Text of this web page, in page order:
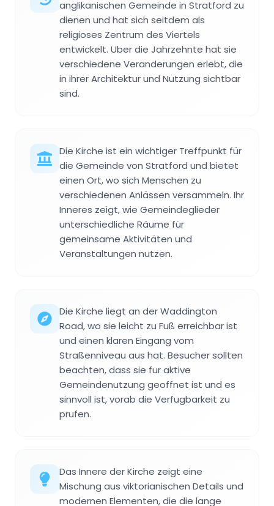
anglikanischen Gemeinde in Stratford zu
dienen und hat sich seitdem als
religioses Zentrum des Viertels
entwickelt. Uber die Jahrzehnte hat sie
verschiedene Veranderungen erlebt, die
in ihrer Architektur und Nutzung sichtbar
sind.
Die Kirche ist ein wichtiger Treffpunkt für
die Gemeinde von Stratford und bietet
einen Ort, wo sich Menschen zu
verschiedenen Anlässen versammeln. Ihr
Inneres zeigt, wie Gemeindeglieder
unterschiedliche Räume für
gemeinsame Aktivitäten und
Veranstaltungen nutzen.
Die Kirche liegt an der Waddington
Road, wo sie leicht zu Fuß erreichbar ist
und einen klaren Eingang vom
Straßenniveau aus hat. Besucher sollten
beachten, dass sie fur aktive
Gemeindenutzung geoffnet ist und es
sinnvoll ist, vorab die Verfugbarkeit zu
prufen.
Das Innere der Kirche zeigt eine
Mischung aus viktorianischen Details und
modernen Elementen, die die lange